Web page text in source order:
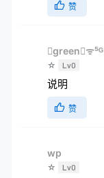
赞
greenᯤ⁵ᴳ
☆ Lv0
说明
赞
wp
☆ Lv0